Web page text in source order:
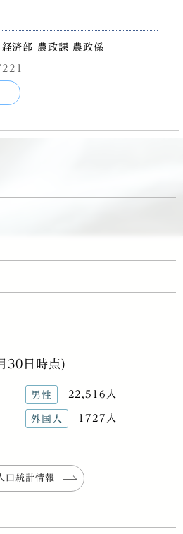
済部 農政課 農政係
30日時点)
男性 22,516人
外国人 1727人
口統計情報